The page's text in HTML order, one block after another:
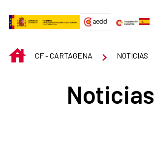
INICIOCF - CARTAGENA NOTICIAS
Noticias